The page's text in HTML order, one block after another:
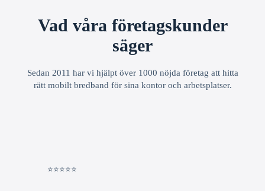
Vad våra företagskunder
säger
Sedan 2011 har vi hjälpt över 1000 nöjda företag att hitta
rätt mobilt bredband för sina kontor och arbetsplatser.
⭐⭐⭐⭐⭐